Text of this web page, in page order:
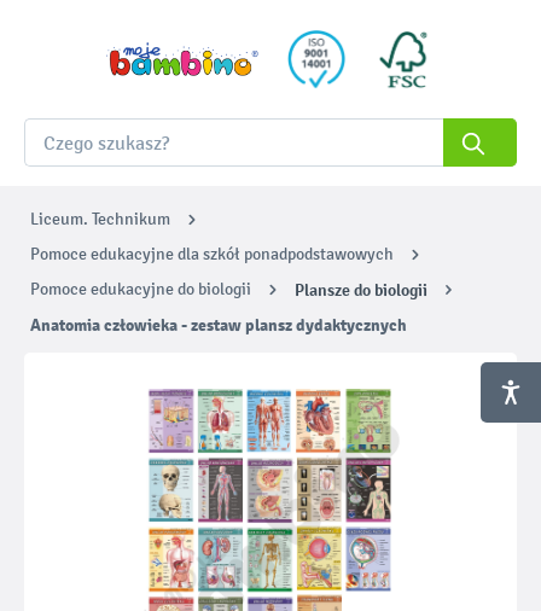
Liceum. Technikum
Pomoce edukacyjne dla szkół ponadpodstawowych
Pomoce edukacyjne do biologii
Plansze do biologii
Anatomia człowieka - zestaw plansz dydaktycznych
Pomiń galerię zdjęć